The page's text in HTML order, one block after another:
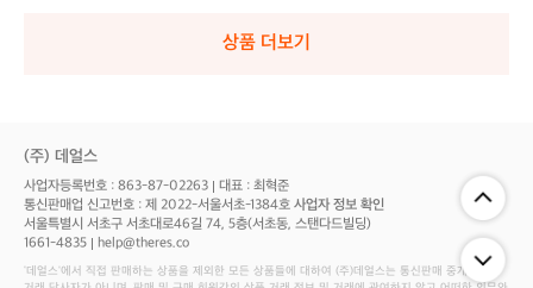
상품 더보기
(주) 데얼스
사업자등록번호 : 863-87-02263 대표 : 최혁준
통신판매업 신고번호 : 제 2022-서울서초-1384호 사업자 정보 확인
서울특별시 서초구 서초대로46길 74, 5층(서초동, 스탠다드빌딩)
1661-4835
help@theres.co
‘데얼스'에서 직접 판매하는 상품을 제외한 모든 상품들에 대하여 (주)데얼스는 통신판매 중개자로서